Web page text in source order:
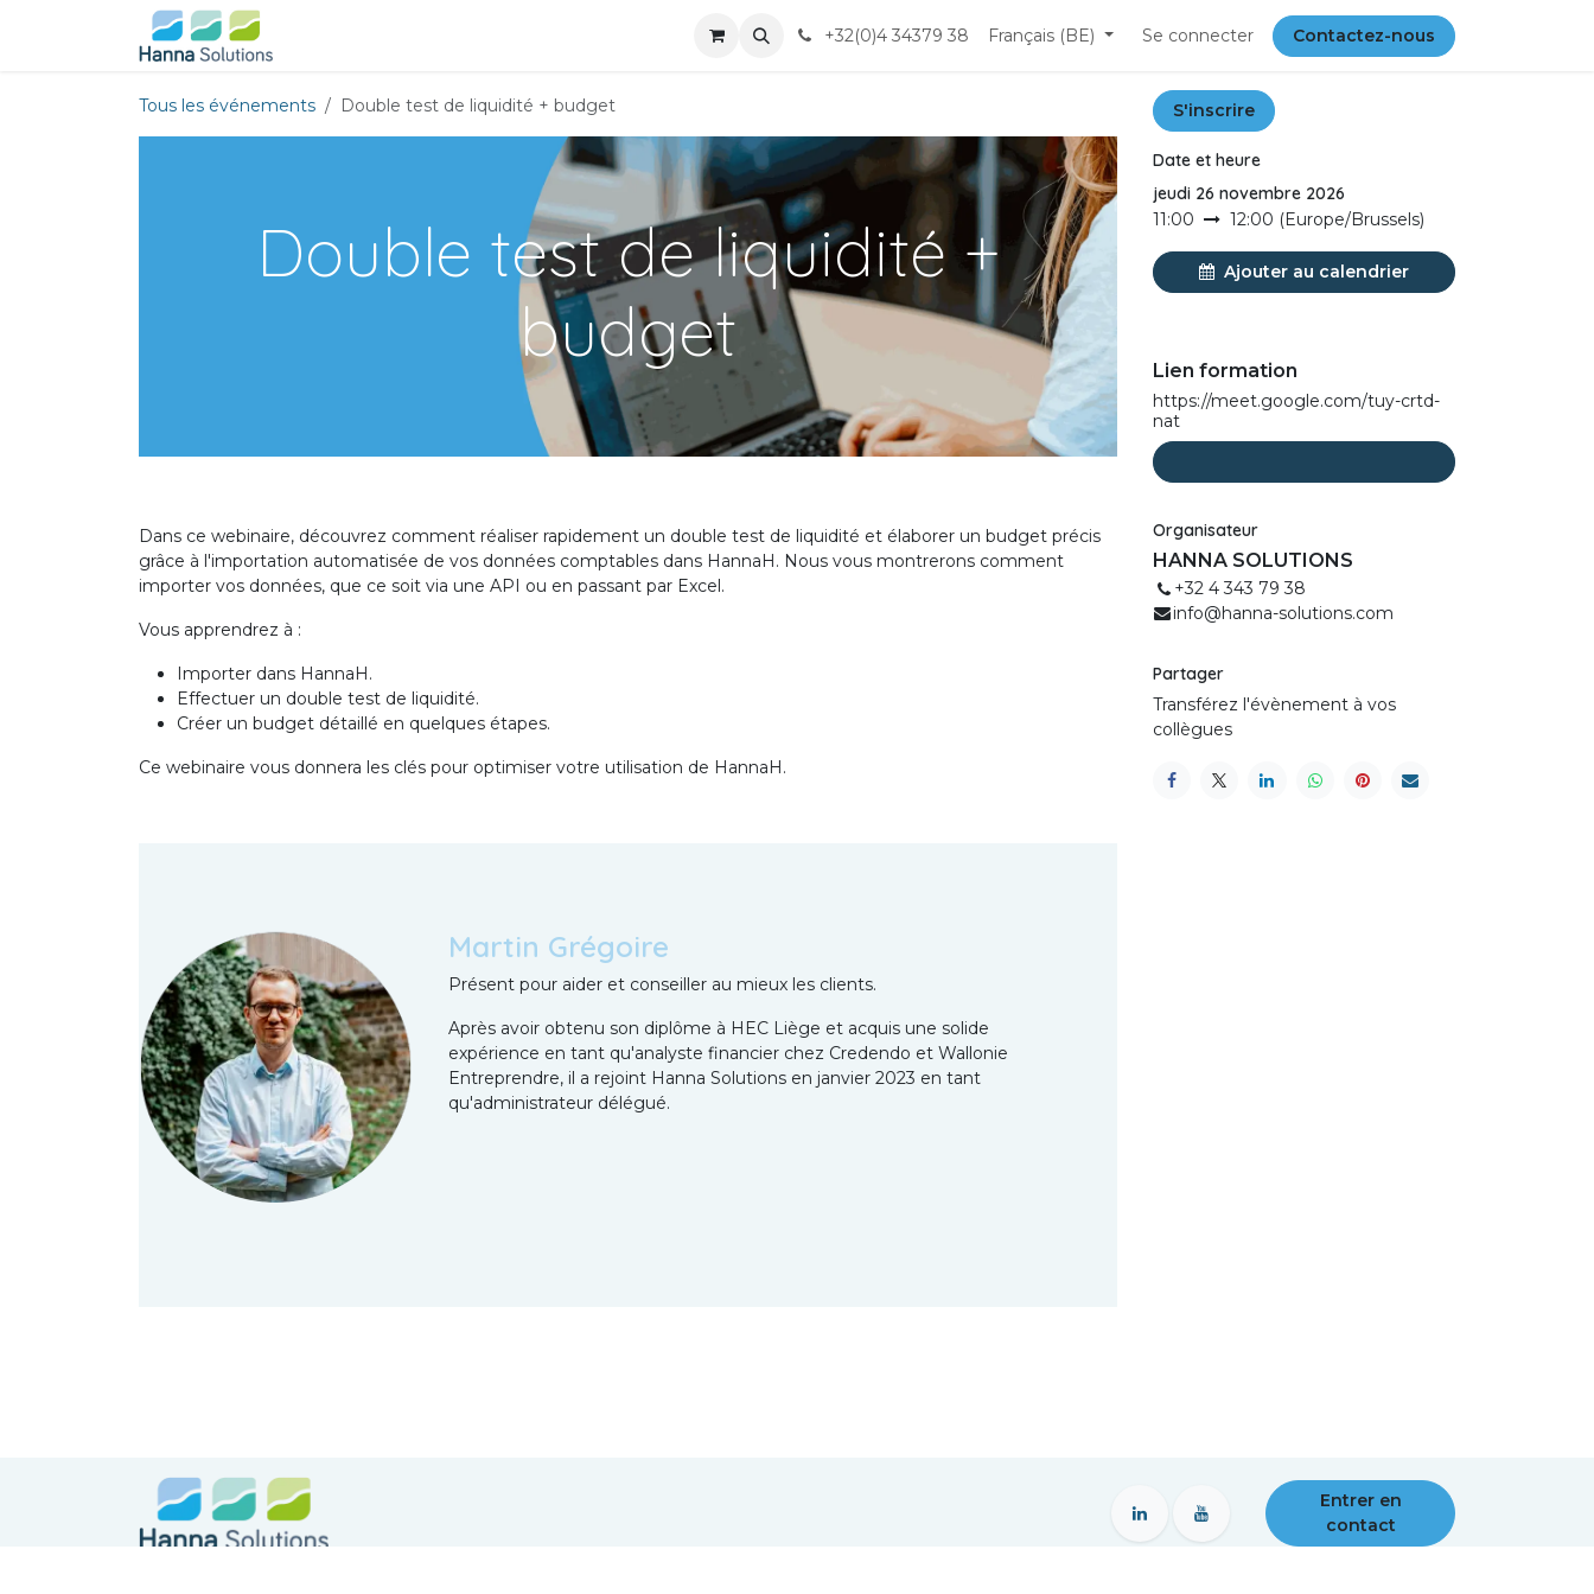
Se rendre au contenu
+32(0)4 34379 38 Français (BE) Se connecter Contactez-nous
Tous les événements Double test de liquidité + budget
Double test de liquidité +
budget
Dans ce webinaire, découvrez comment réaliser rapidement un double test de liquidité et élaborer un budget précis
grâce à l'importation automatisée de vos données comptables dans HannaH. Nous vous montrerons comment
importer vos données, que ce soit via une API ou en passant par Excel.
Vous apprendrez à :
Importer dans HannaH.
Effectuer un double test de liquidité.
Créer un budget détaillé en quelques étapes.
Ce webinaire vous donnera les clés pour optimiser votre utilisation de HannaH.
Martin Grégoire
Présent pour aider et conseiller au mieux les clients.
Après avoir obtenu son diplôme à HEC Liège et acquis une solide
expérience en tant qu'analyste financier chez Credendo et Wallonie
Entreprendre, il a rejoint Hanna Solutions en janvier 2023 en tant
qu'administrateur délégué.
S'inscrire
Date et heure
jeudi 26 novembre 2026
11:00
12:00 (Europe/Brussels)
Ajouter au calendrier
Lien formation
https://meet.google.com/tuy-crtd-
nat
Organisateur
HANNA SOLUTIONS
+32 4 343 79 38
info@hanna-solutions.com
Partager
Transférez l'évènement à vos
collègues
Entrer en
contact